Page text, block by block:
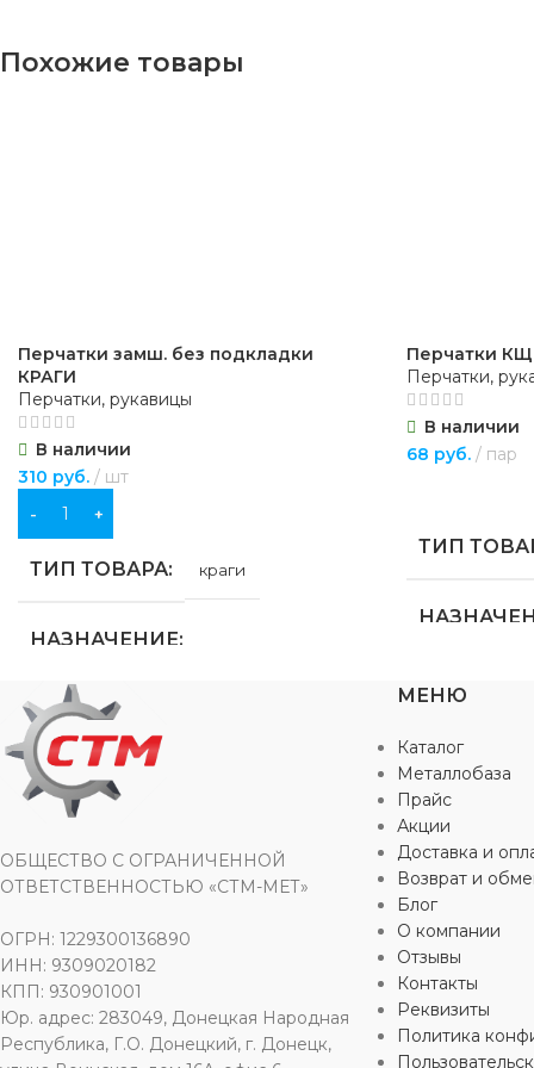
Похожие товары
Перчатки замш. без подкладки
КРАГИ
Перчатки, рукавицы
В наличии
310 руб. шт
В КОРЗИНУ
ТИП ТОВАРА краги
НАЗНАЧЕНИЕ
для строительства
бытовых нужд
ВИД РАБОТ
МАТЕРИАЛ
ОСОБЕННОСТИ
повышенной прочности
Перчатки
Перчатки,
В наличии
68 руб. пар
ТИП
бытовых
ВИД
ПВХ
повышенной
ОБЩЕСТВО С ОГРАНИЧЕННОЙ
ОТВЕТСТВЕННОСТЬЮ «СТМ-МЕТ»
ОГРН: 1229300136890
ИНН: 9309020182
КПП: 930901001
Юр. адрес: 283049, Донецкая Народная
Республика, Г.О. Донецкий, г. Донецк,
МЕНЮ
Каталог
Металлобаза
Прайс
Акции
Доставка и
Возврат и
Блог
О компании
Отзывы
Контакты
Реквизиты
Политика